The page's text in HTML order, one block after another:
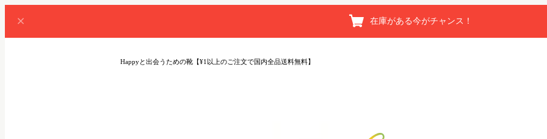
在庫がある今がチャンス！
Happyと出会うための靴【¥1以上のご注文で国内全品送料無料】